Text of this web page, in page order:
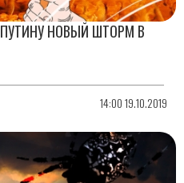
НОВЫЙ ШТОРМ В
14:00 19.10.2019